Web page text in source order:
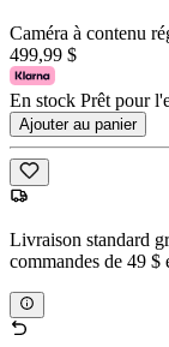
Caméra à contenu
499,99 $
En stock Prêt pour
Ajouter au panier
Livraison standard
commandes de 49 $